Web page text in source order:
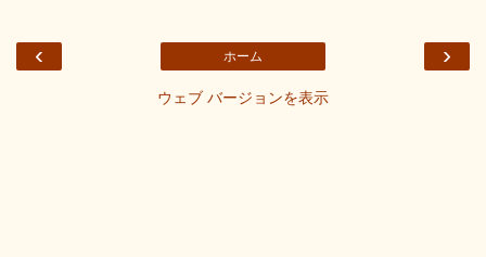
‹ ›
ホーム
ウェブ バージョンを表示